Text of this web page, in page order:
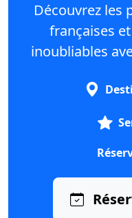
Découvrez les
françaises
inoubliables